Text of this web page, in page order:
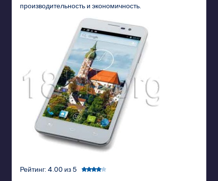
производительность и экономичность.
Рейтинг: 4.00 из 5